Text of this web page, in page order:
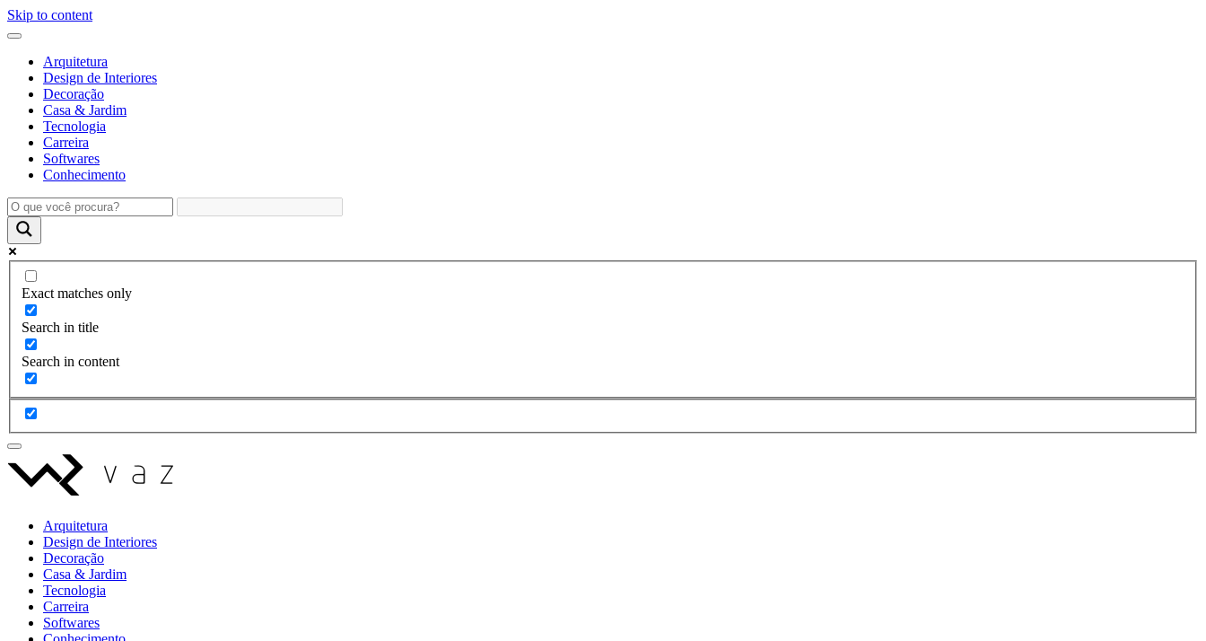
Skip to content
Arquitetura
Design de Interiores
Decoração
Casa & Jardim
Tecnologia
Carreira
Softwares
Conhecimento
Exact matches only
Search in title
Search in content
Arquitetura
Design de Interiores
Decoração
Casa & Jardim
Tecnologia
Carreira
Softwares